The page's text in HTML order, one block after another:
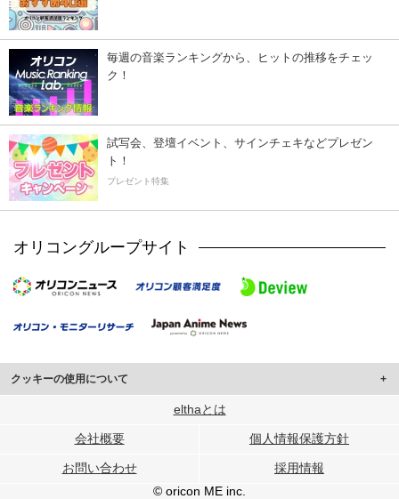
毎週の音楽ランキングから、ヒットの推移をチェッ
ク！
試写会、登壇イベント、サインチェキなどプレゼン
ト！
プレゼント特集
オリコングループサイト
クッキーの使用について
このサイトでは Cookie を使用して、ユーザーに合わせたコンテンツや広告の
行っています。
メディアや広告配信、データ解析の各パートナーに提供しています。
各パートナーは、この情報とユーザーが各パートナーに提供した他の情報や、
elthaとは
会社概要 個人情報保護方針
お問い合わせ
採用情報
© oricon ME inc.